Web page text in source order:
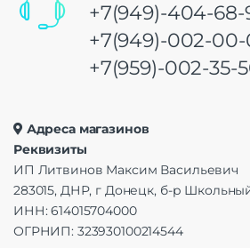
+7(949)-404-68-
+7(949)-002-00-
+7(959)-002-35-
Адреса магазинов
Реквизиты
ИП Литвинов Максим Васильевич
283015, ДНР, г Донецк, б-р
ИНН: 614015704000
ОГРНИП: 323930100214544